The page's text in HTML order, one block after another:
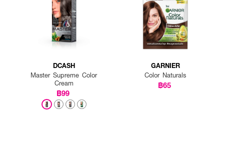
DCASH
Master Supreme Color
Cream
฿99
GARNIER
Color Naturals
฿65